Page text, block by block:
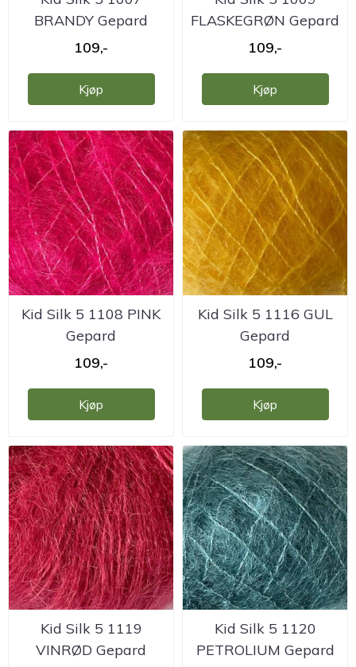
BRANDY Gepard
109,-
Kjøp
FLASKEGRØN Gepard
109,-
Kjøp
Kid Silk 5 1108 PINK
Gepard
109,-
Kjøp
Kid Silk 5 1116 GUL
Gepard
109,-
Kjøp
Kid Silk 5 1119
VINRØD Gepard
Kid Silk 5 1120
PETROLIUM Gepard